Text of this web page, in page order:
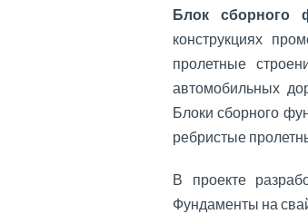
Блок сборного
конструкциях
пролетные
автомобильных
Блоки сборного
ребристые
В проекте
Фундаменты на